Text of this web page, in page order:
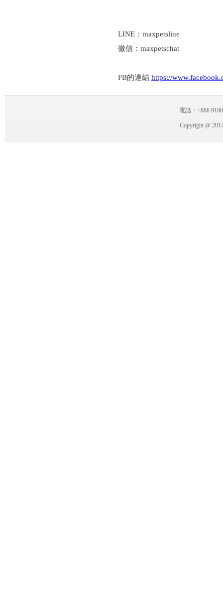
LINE：maxpetsline
微信：maxpetschat
FB的連結 https://
電話：+886
Copyright @